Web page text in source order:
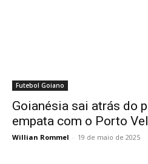
Futebol Goiano
Goianésia sai atrás do
empata com o Porto
Willian Rommel - 19 de maio de 2025